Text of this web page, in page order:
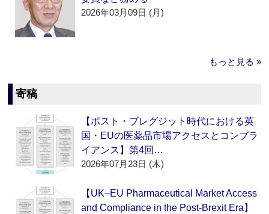
2026年03月09日 (月)
もっと見る »
寄稿
【ポスト・ブレグジット時代における英
国・EUの医薬品市場アクセスとコンプラ
イアンス】第4回…
2026年07月23日 (木)
【UK–EU Pharmaceutical Market Access
and Compliance in the Post-Brexit Era】